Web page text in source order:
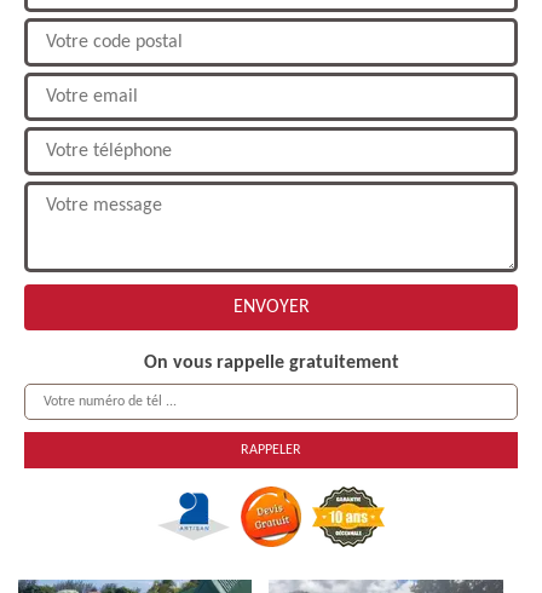
On vous rappelle gratuitement